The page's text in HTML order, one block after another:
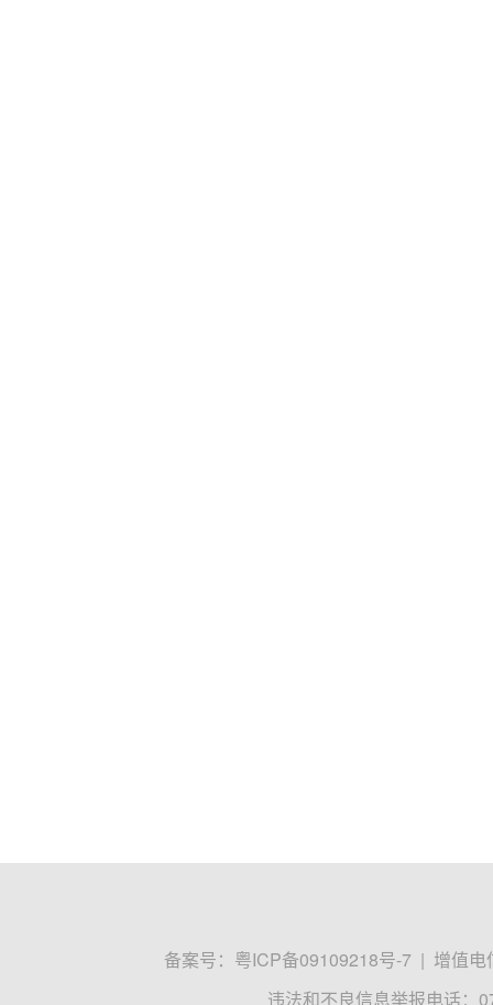
备案号： 粤ICP备09109218号-7 | 增值电
违法和不良信息举报电话：